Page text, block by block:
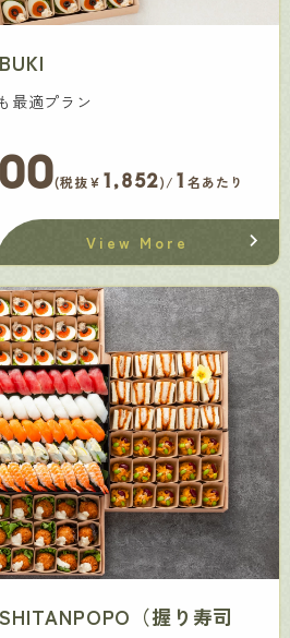
最適プラン
(税抜¥ 1,852)/ 1 名あたり
View More
（握り寿司